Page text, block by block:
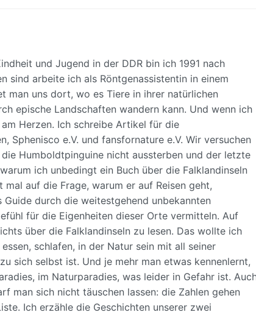
und Jugend in der DDR bin ich 1991 nach
sind arbeite ich als Röntgenassistentin in einem
man uns dort, wo es Tiere in ihrer natürlichen
epische Landschaften wandern kann. Und wenn ich
Herzen. Ich schreibe Artikel für die
Sphenisco e.V. und fansfornature e.V. Wir versuchen
Humboldtpinguine nicht aussterben und der letzte
ich unbedingt ein Buch über die Falklandinseln
auf die Frage, warum er auf Reisen geht,
durch die weitestgehend unbekannten
für die Eigenheiten dieser Orte vermitteln. Auf
über die Falklandinseln zu lesen. Das wollte ich
schlafen, in der Natur sein mit all seiner
sich selbst ist. Und je mehr man etwas kennenlernt,
im Naturparadies, was leider in Gefahr ist.
man sich nicht täuschen lassen: die Zahlen gehen
Ich erzähle die Geschichten unserer zwei